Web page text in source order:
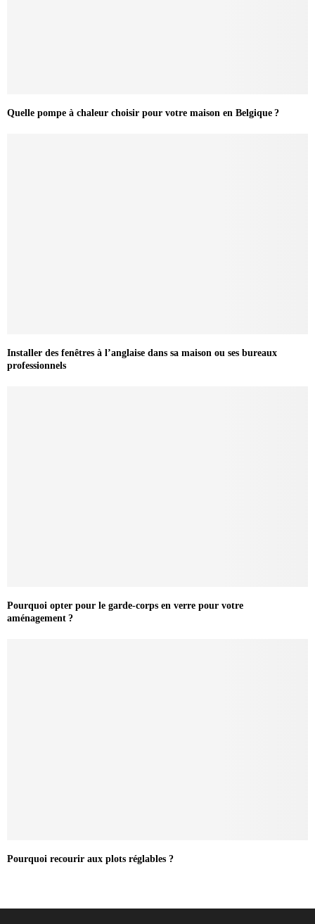
Quelle pompe à chaleur choisir pour votre maison en Belgique ?
Installer des fenêtres à l’anglaise dans sa maison ou ses bureaux
professionnels
Pourquoi opter pour le garde-corps en verre pour votre
aménagement ?
Pourquoi recourir aux plots réglables ?